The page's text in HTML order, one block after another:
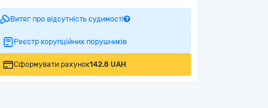
Витяг про відсутність судимості
Реєстр корупційних порушників
Сформувати рахунок142.8 UAH